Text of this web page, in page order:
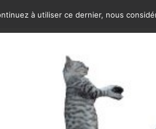
à utiliser ce dernier, nous